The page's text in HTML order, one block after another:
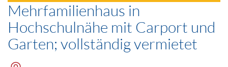
Mehrfamilienhaus in
Hochschulnähe mit Carport und
Garten; vollständig vermietet